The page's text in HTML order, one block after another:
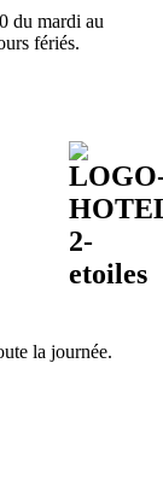
du mardi au
fériés.
la journée.